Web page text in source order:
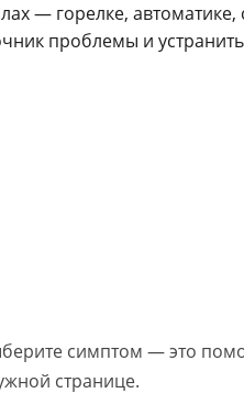
— горелке,
проблемы и
симптом — это
странице.